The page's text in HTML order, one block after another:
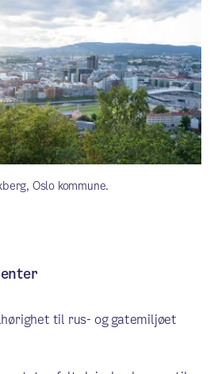
Oslo kommune.
til rus- og gatemiljøet